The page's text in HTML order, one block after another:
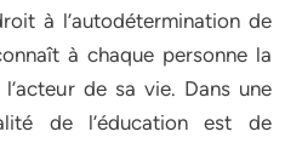
à l’autodétermination de
à chaque personne la
de sa vie. Dans une
de l’éducation est de